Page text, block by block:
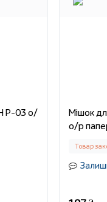
P-03 о/
Мішок
о/р
Товар